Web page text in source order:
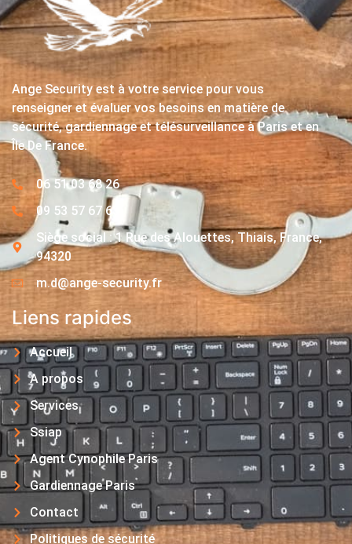
Ange Security est à votre service pour vous
renseigner et évaluer vos besoins en matière de
sécurité, gardiennage et télésurveillance à Paris et en
Île De France.
06 51 03 68 26
09 53 57 67 63
Siège social : 1 Rue des Alouettes, Thiais, France,
94320
m.d@ange-security.fr
Liens rapides
Accueil
A propos
Services
Ssiap
Agent Cynophile Paris
Gardiennage Paris
Contact
Politiques de sécurité